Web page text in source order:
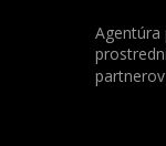
Agentúra
partnerov